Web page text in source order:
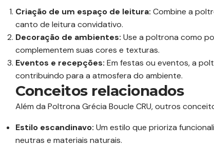
Criação de um espaço de leitura: Combine a
canto de leitura convidativo.
Decoração de ambientes: Use a poltrona como
complementem suas cores e texturas.
Eventos e recepções: Em festas ou eventos, a
contribuindo para a atmosfera do ambiente.
Conceitos relacionados
Além da Poltrona Grécia Boucle CRU, outros
Estilo escandinavo: Um estilo que prioriza
neutras e materiais naturais.